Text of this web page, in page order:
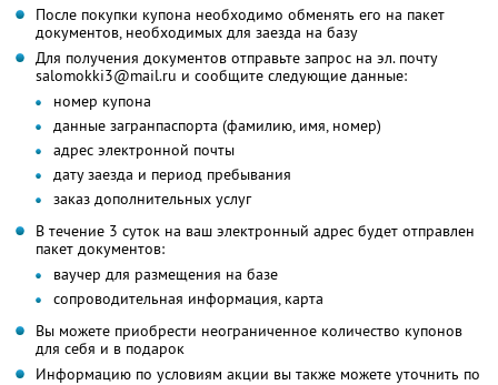
После покупки купона необходимо обменять его на пакет
документов, необходимых для заезда на базу
Для получения документов отправьте запрос на эл. почту
salomokki3@mail.ru и сообщите следующие данные:
номер купона
данные загранпаспорта (фамилию, имя, номер)
адрес электронной почты
дату заезда и период пребывания
заказ дополнительных услуг
В течение 3 суток на ваш электронный адрес будет отправлен
пакет документов:
ваучер для размещения на базе
сопроводительная информация, карта
Вы можете приобрести неограниченное количество купонов
для себя и в подарок
Информацию по условиям акции вы также можете уточнить по